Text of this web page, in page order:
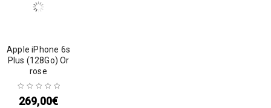
Apple iPhone 6s
Plus (128Go) Or
rose
269,00€